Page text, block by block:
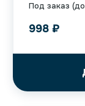
Под заказ
998 ₽